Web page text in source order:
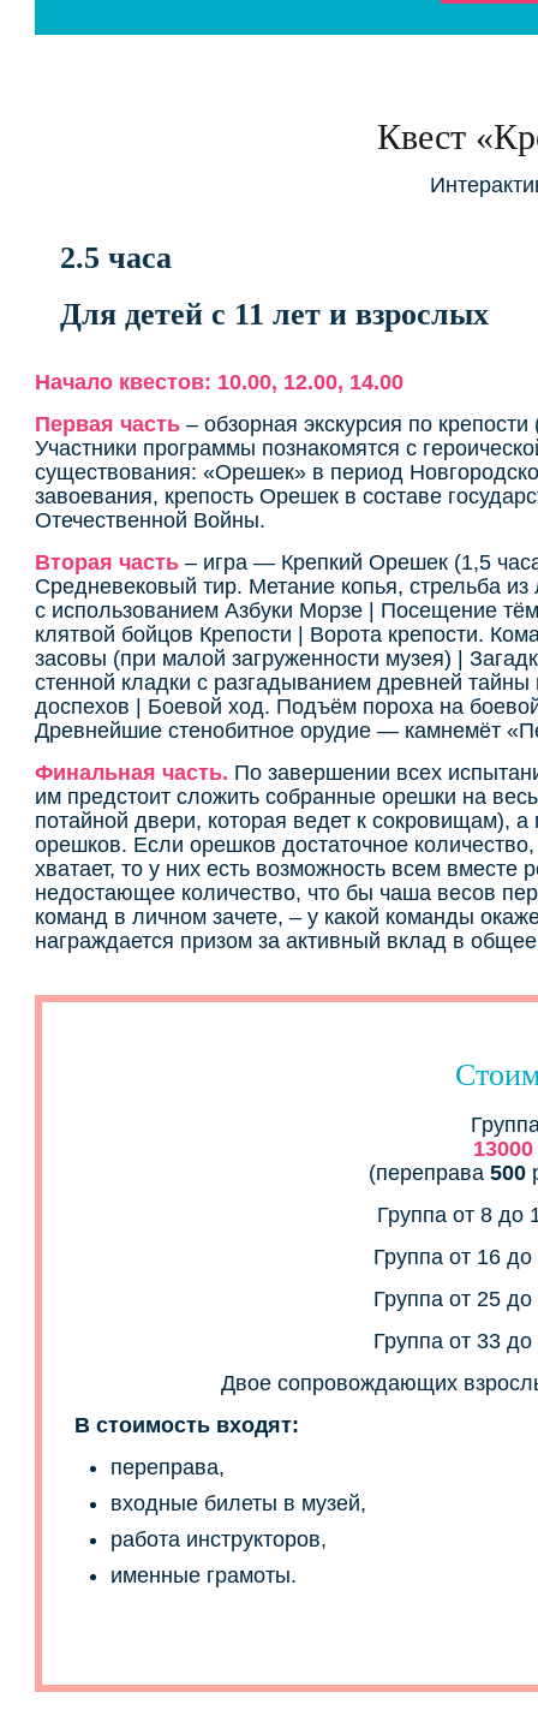
Квест
2.5 часа
Для детей с 11 лет и взрослых
Начало квестов: 10.00, 12.00, 14.00
Первая часть– обзорная экскурсия по
Участники программы познакомятся с
существования: «Орешек» в период
завоевания, крепость Орешек в составе
Отечественной Войны.
Вторая часть– игра — Крепкий Орешек (1,5
Средневековый тир. Метание копья, стрельба
с использованием Азбуки Морзе | Посещение
клятвой бойцов Крепости | Ворота крепости.
засовы (при малой загруженности музея) |
стенной кладки с разгадыванием древней
доспехов | Боевой ход. Подъём пороха на
Древнейшие стенобитное орудие — камнемёт
Финальная часть. По завершении всех
им предстоит сложить собранные орешки на
потайной двери, которая ведет к сокровищам),
орешков. Если орешков достаточное
хватает, то у них есть возможность всем
недостающее количество, что бы чаша весов
команд в личном зачете, – у какой команды
награждается призом за активный вклад в
13000
(переправа 500
Группа от 8 до
Группа от 16
Группа от 25
Группа от 33
Двое сопровождающих
В стоимость входят:
переправа,
входные билеты в музей,
работа инструкторов,
именные грамоты.